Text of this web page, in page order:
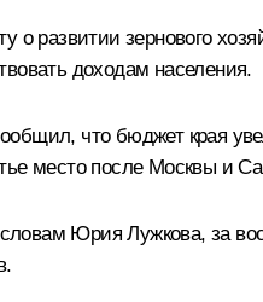
о развитии зернового
доходам населения.
что бюджет края
место после Москвы и
Юрия Лужкова, за